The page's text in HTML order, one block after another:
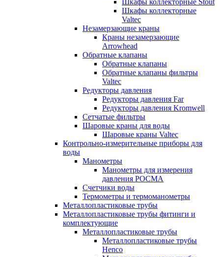
Шкафы коллекторные Stout
Шкафы коллекторные
Valtec
Незамерзающие краны
Краны незамерзающие
Arrowhead
Обратные клапаны
Обратные клапаны
Обратные клапаны фильтры
Valtec
Редукторы давления
Редукторы давления Far
Редукторы давления Kromwell
Сетчатые фильтры
Шаровые краны для воды
Шаровые краны Valtec
Контрольно-измерительные приборы для
воды
Манометры
Манометры для измерения
давления РОСМА
Счетчики воды
Термометры и термоманометры
Металлопластиковые трубы
Металлопластиковые трубы фитинги и
комплектующие
Металлопластиковые трубы
Металлопластиковые трубы
Henco